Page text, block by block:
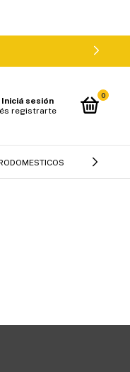
Iniciá sesión
registrarte
0